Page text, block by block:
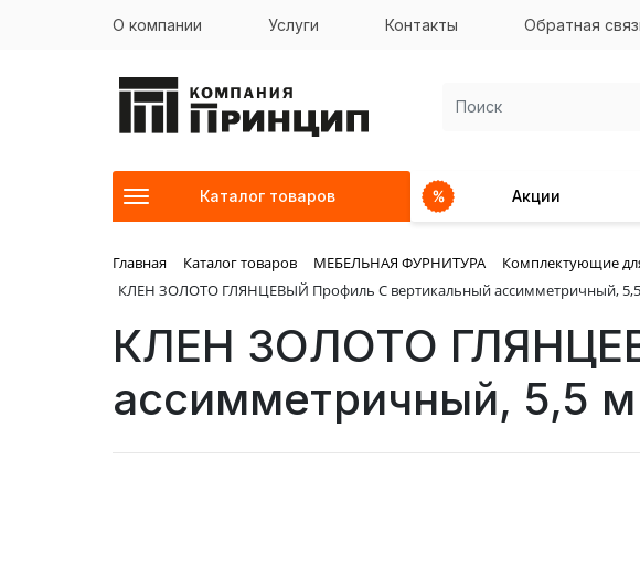
О компании Услуги Контакты Обратная
Каталог товаров Акции
Главная Каталог товаров МЕБЕЛЬНАЯ ФУРНИТУРА Комплектующие
КЛЕН ЗОЛОТО ГЛЯНЦЕВЫЙ Профиль С вертикальный ассимметричный,
КЛЕН ЗОЛОТО
ассимметричный, 5,5 м